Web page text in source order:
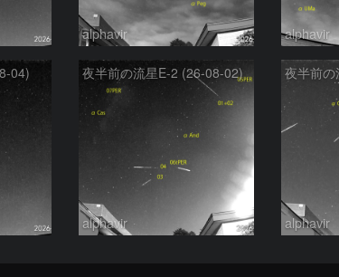
alphavir alphavir
04) 夜半前の流星E-2 (26-08-02)
alphavir
夜半前
alphavir